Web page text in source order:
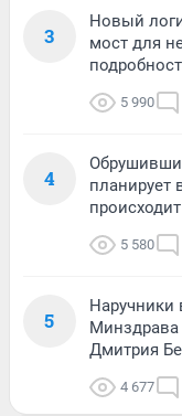
3
Новый
мост для
5 990
4
планирует
5 580
5
Наручники
Дмитрия
4 677